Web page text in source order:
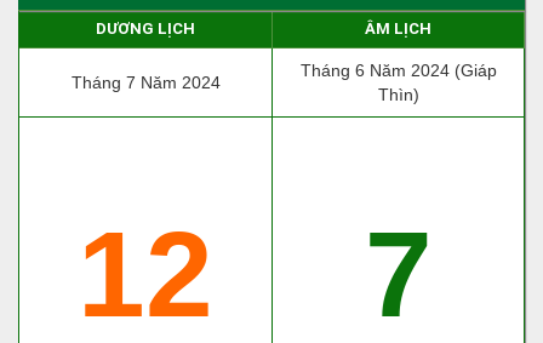
DƯƠNG LỊCH ÂM LỊCH
Tháng 7 Năm 2024
Tháng 6 Năm 2024 (Giáp
Thìn)
12 7